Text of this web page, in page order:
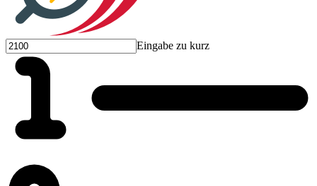
Eingabe zu kurz